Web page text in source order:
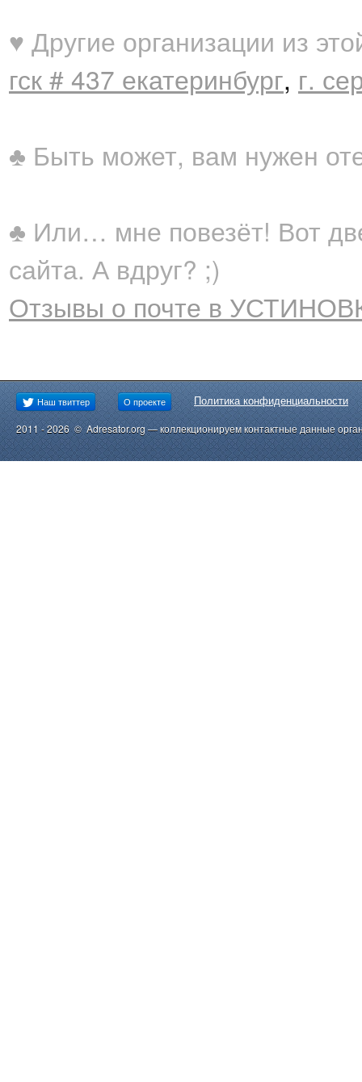
♥ Другие организации из
гск # 437 екатеринбург, г.
♣ Быть может, вам нужен
♣ Или… мне повезёт! Вот
сайта. А вдруг? ;)
Отзывы о почте в
Наш твиттер О проекте Политика конфиденциальности
2011 - 2026 © Adresator.org — коллекционируем контактные данные